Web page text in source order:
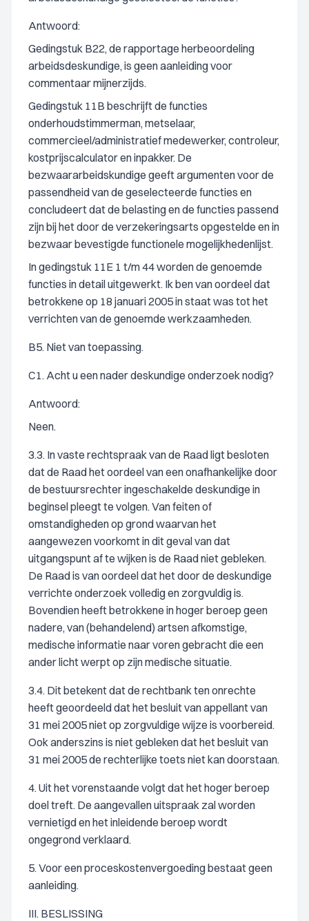
Antwoord:
Gedingstuk B22, de rapportage herbeoordeling
arbeidsdeskundige, is geen aanleiding voor
commentaar mijnerzijds.
Gedingstuk 11B beschrijft de functies
onderhoudstimmerman, metselaar,
commercieel/administratief medewerker, controleur,
kostprijscalculator en inpakker. De
bezwaararbeidskundige geeft argumenten voor de
passendheid van de geselecteerde functies en
concludeert dat de belasting en de functies passend
zijn bij het door de verzekeringsarts opgestelde en in
bezwaar bevestigde functionele mogelijkhedenlijst.
In gedingstuk 11E 1 t/m 44 worden de genoemde
functies in detail uitgewerkt. Ik ben van oordeel dat
betrokkene op 18 januari 2005 in staat was tot het
verrichten van de genoemde werkzaamheden.
B5. Niet van toepassing.
C1. Acht u een nader deskundige onderzoek nodig?
Antwoord:
Neen.
3.3. In vaste rechtspraak van de Raad ligt besloten
dat de Raad het oordeel van een onafhankelijke door
de bestuursrechter ingeschakelde deskundige in
beginsel pleegt te volgen. Van feiten of
omstandigheden op grond waarvan het
aangewezen voorkomt in dit geval van dat
uitgangspunt af te wijken is de Raad niet gebleken.
De Raad is van oordeel dat het door de deskundige
verrichte onderzoek volledig en zorgvuldig is.
Bovendien heeft betrokkene in hoger beroep geen
nadere, van (behandelend) artsen afkomstige,
medische informatie naar voren gebracht die een
ander licht werpt op zijn medische situatie.
3.4. Dit betekent dat de rechtbank ten onrechte
heeft geoordeeld dat het besluit van appellant van
31 mei 2005 niet op zorgvuldige wijze is voorbereid.
Ook anderszins is niet gebleken dat het besluit van
31 mei 2005 de rechterlijke toets niet kan doorstaan.
4. Uit het vorenstaande volgt dat het hoger beroep
doel treft. De aangevallen uitspraak zal worden
vernietigd en het inleidende beroep wordt
ongegrond verklaard.
5. Voor een proceskostenvergoeding bestaat geen
aanleiding.
III. BESLISSING